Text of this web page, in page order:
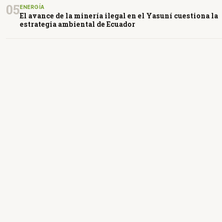
05ENERGÍA
El avance de la minería ilegal en el Yasuní cuestiona la
estrategia ambiental de Ecuador